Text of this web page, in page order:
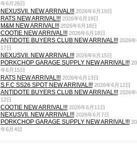
年6月26日
NEXUSVII. NEW ARRIVAL!!! 2026年6月19日
RATS NEW ARRIVAL!!! 2026年6月19日
M&M NEW ARRIVAL!!! 2026年6月18日
COOTIE NEW ARRIVAL!!! 2026年6月18日
ANTIDOTE BUYERS CLUB NEW ARRIVAL!!! 2026年
17日
NEXUSVII. NEW ARRIVAL!!! 2026年6月15日
PORKCHOP GARAGE SUPPLY NEW ARRIVAL!!!
年6月15日
RATS NEW ARRIVAL!!! 2026年6月13日
S.F.C SS26 SPOT NEW ARRIVAL!!! 2026年6月12日
ANTIDOTE BUYERS CLUB NEW ARRIVAL!!! 2026年
12日
COOTIE NEW ARRIVAL!!! 2026年6月11日
NEXUSVII. NEW ARRIVAL!!! 2026年6月7日
PORKCHOP GARAGE SUPPLY NEW ARRIVAL!!!
年6月4日